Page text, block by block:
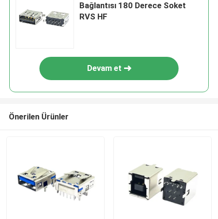
Bağlantısı 180 Derece Soket
RVS HF
Devam et
Önerilen Ürünler